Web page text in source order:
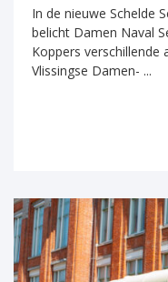
In de nieuwe Schelde
belicht Damen Naval
Koppers verschillende
Vlissingse Damen- ...